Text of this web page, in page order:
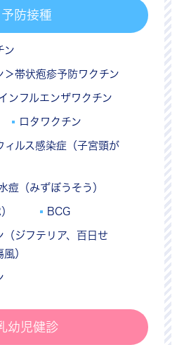
予防接種
ン
＞帯状疱疹予防ワクチン
ンフルエンザワクチン
ロタワクチン
ィルス感染症（子宮頸が
痘（みずぼうそう）
BCG
（ジフテリア、百日せ
）
幼児健診